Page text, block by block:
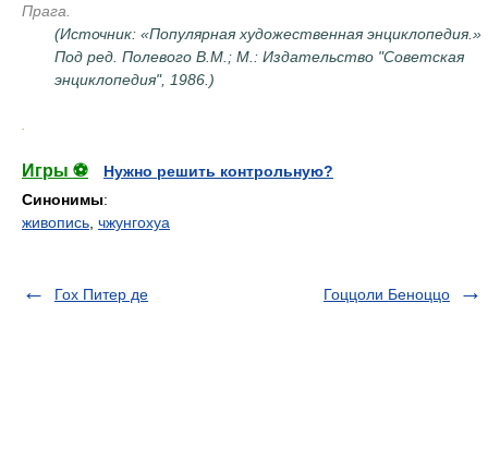
Прага.
(Источник: «Популярная художественная энциклопедия.»
Под ред. Полевого В.М.; М.: Издательство "Советская
энциклопедия", 1986.)
Игры ⚽
Нужно решить контрольную?
Синонимы:
живопись чжунгохуа
Гох Питер де Гоццоли Беноццо